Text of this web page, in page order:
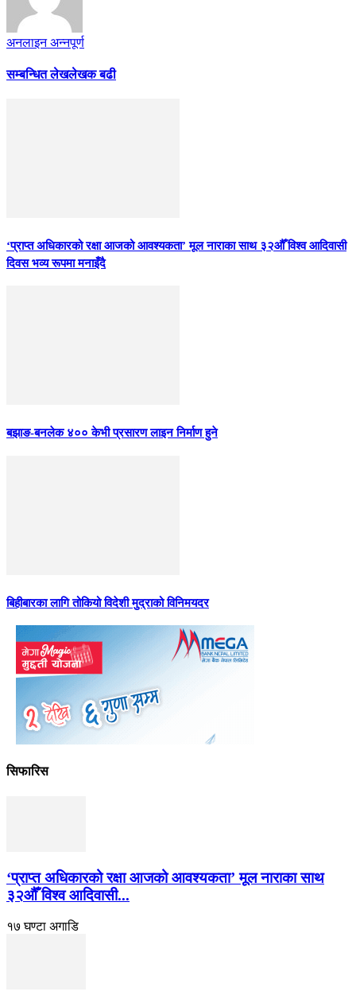
अनलाइन अन्नपूर्ण
सम्बन्धित लेखलेखक बढी
‘प्राप्त अधिकारको रक्षा आजको आवश्यकता’ मूल नाराका साथ ३२औँ विश्व आदिवासी
दिवस भव्य रूपमा मनाइँदै
बझाङ-बनलेक ४०० केभी प्रसारण लाइन निर्माण हुने
बिहीबारका लागि तोकियो विदेशी मुद्राको विनिमयदर
सिफारिस
‘प्राप्त अधिकारको रक्षा आजको आवश्यकता’ मूल नाराका साथ
३२औँ विश्व आदिवासी...
१७ घण्टा अगाडि